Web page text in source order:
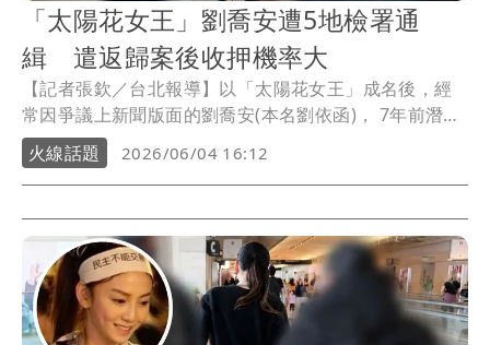
「太陽花女王」劉喬安遭5地檢署通
緝 遣返歸案後收押機率大
【記者張欽／台北報導】以「太陽花女王」成名後，經
常因爭議上新聞版面的劉喬安(本名劉依函)， 7年前潛逃
美國後涉及毒品、詐欺、侵占等案遭台灣5個地檢署通
緝，去年1月因川普掃蕩非法移民而落網，她在黑幫男有
協助多次申請政治庇護後仍遭駁回，台美官員今將她押
解上飛機，預定傍晚抵台，他在美國機場被押解畫面也
因此曝光。據悉，她返台歸案後，將面對5個地檢署通緝
的案件接受調查，預計刑事局訊後先移送新北檢歸案，
因時間已晚，夜間停止訊問的可能性很大，不過，她因
長期逃亡海外，外界揣測她被羈押的機會很大。
火線話題 2026/06/04 16:12